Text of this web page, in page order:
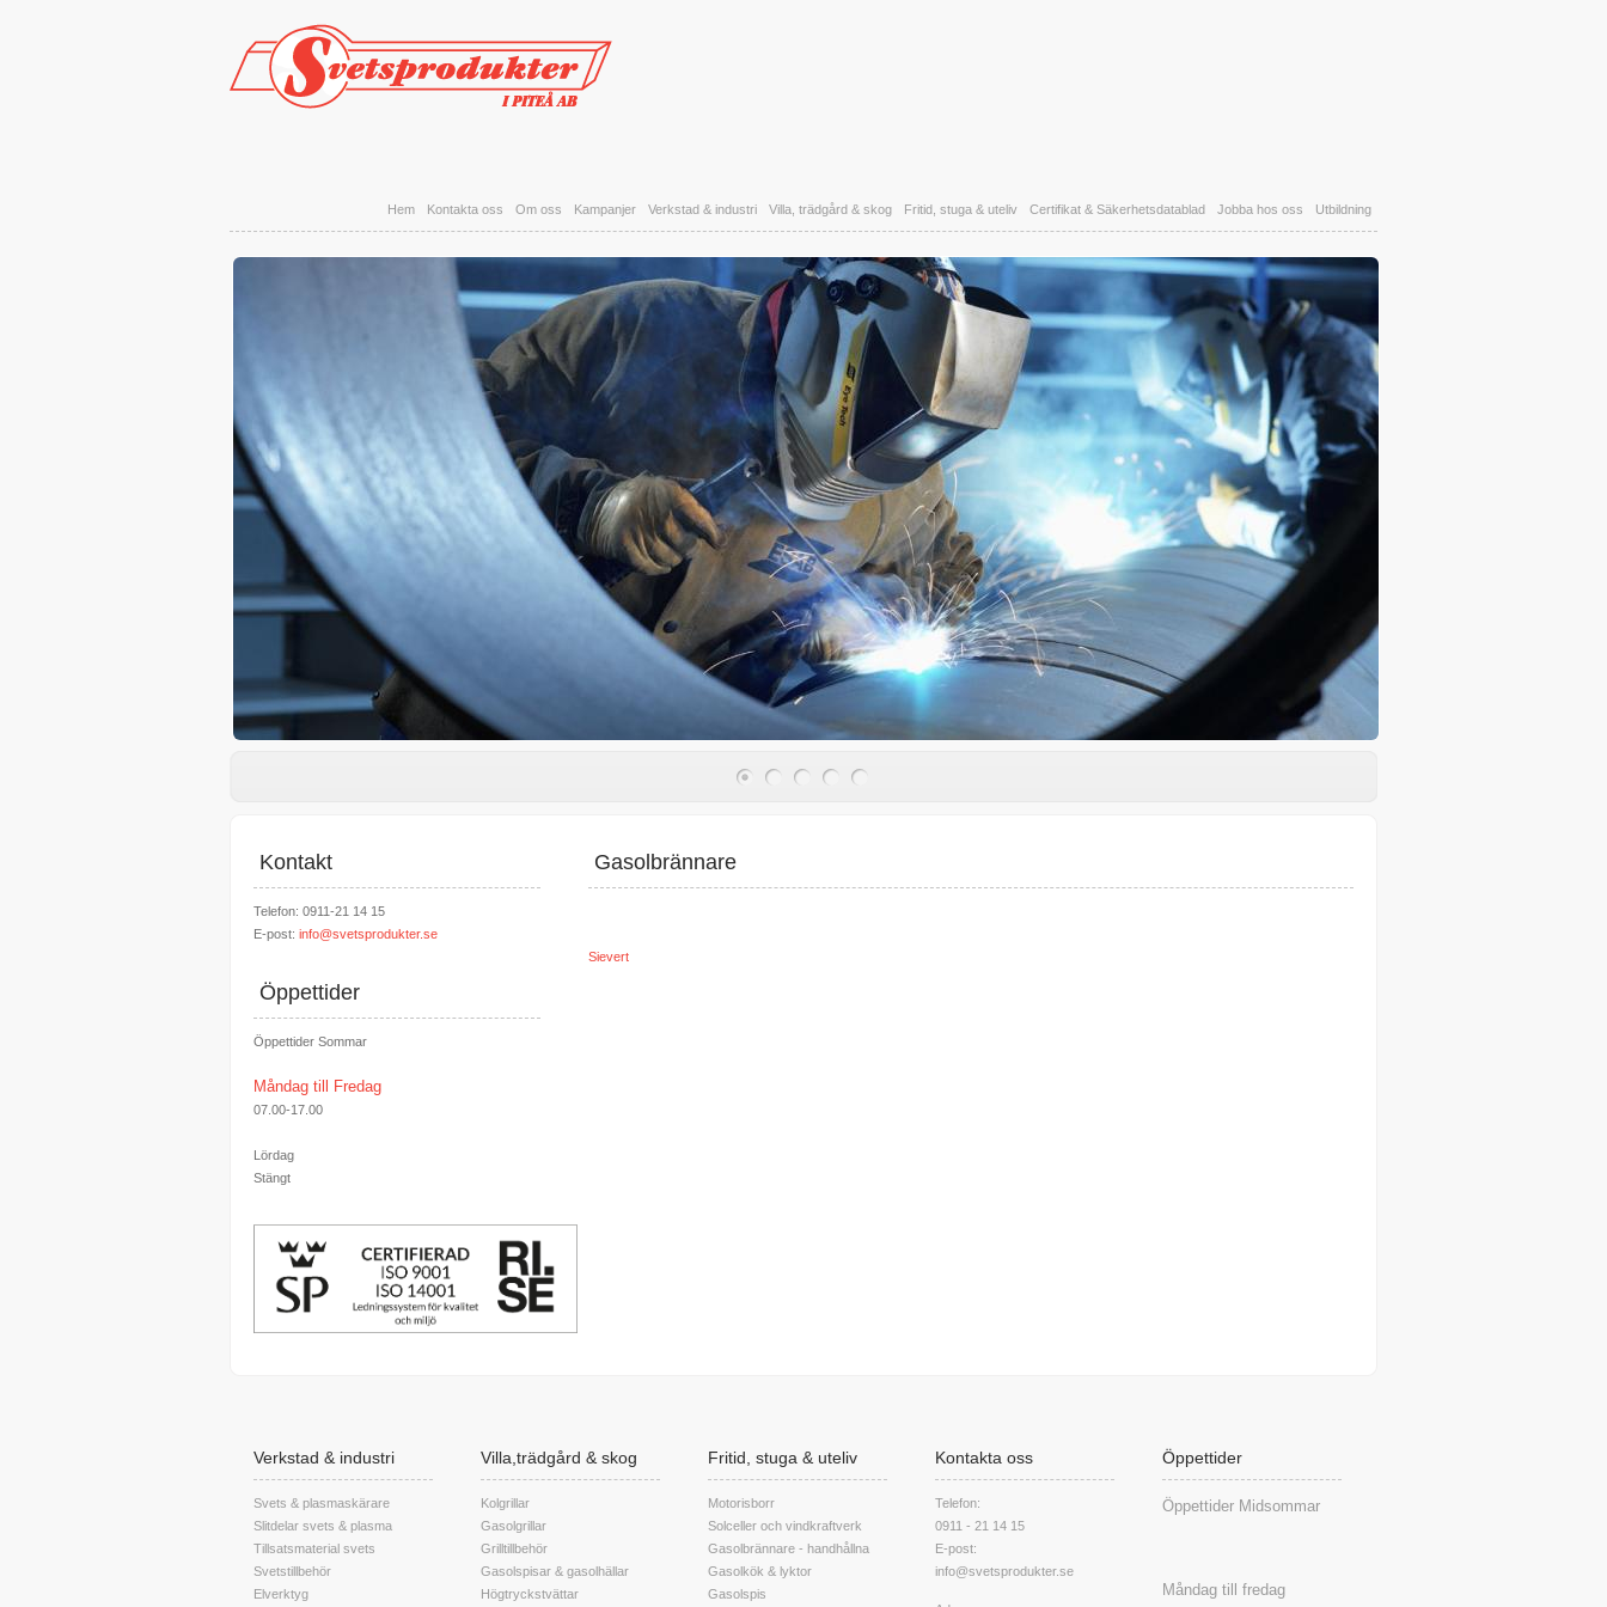
Hem Kontakta oss Om oss Kampanjer Verkstad & industri Villa, trädgård & skog Fritid, stuga & uteliv Certifikat & Säkerhetsdatablad Jobba hos oss Utbildning
Kontakt
Telefon: 0911-21 14 15
E-post: info@svetsprodukter.se
Öppettider
Öppettider Sommar
Måndag till Fredag
07.00-17.00
Lördag
Stängt
Gasolbrännare
Sievert
Verkstad & industri
Svets & plasmaskärare
Slitdelar svets & plasma
Tillsatsmaterial svets
Svetstillbehör
Elverktyg
Villa,trädgård & skog
Kolgrillar
Gasolgrillar
Grilltillbehör
Gasolspisar & gasolhällar
Högtryckstvättar
Fritid, stuga & uteliv
Motorisborr
Solceller och vindkraftverk
Gasolbrännare - handhållna
Gasolkök & lyktor
Gasolspis
Kontakta oss
Telefon:
0911 - 21 14 15
E-post:
info@svetsprodukter.se
Öppettider
Öppettider Midsommar
Måndag till fredag